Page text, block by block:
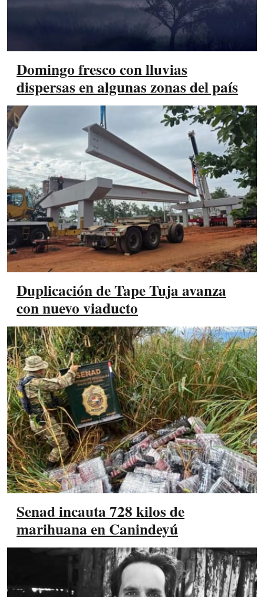
Domingo fresco con lluvias
dispersas en algunas zonas del país
Duplicación de Tape Tuja avanza
con nuevo viaducto
Senad incauta 728 kilos de
marihuana en Canindeyú